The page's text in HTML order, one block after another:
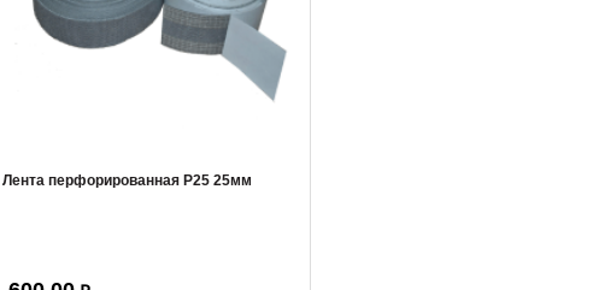
Лента перфорированная Р25 25мм